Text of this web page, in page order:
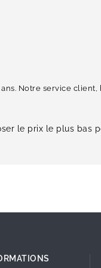
Notre service client,
le prix le plus bas